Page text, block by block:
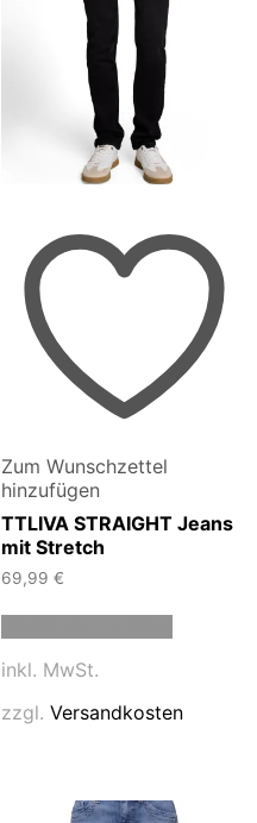
Zum Wunschzettel
hinzufügen
TTLIVA STRAIGHT Jeans
mit Stretch
69,99 €
auf.
können
inkl. MwSt.
zzgl. Versandkosten